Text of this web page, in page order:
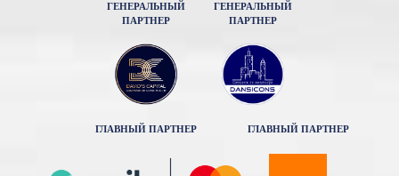
ГЕНЕРАЛЬНЫЙ
ПАРТНЕР
ГЕНЕРАЛЬНЫЙ
ПАРТНЕР
ГЛАВНЫЙ ПАРТНЕР ГЛАВНЫЙ ПАРТНЕР